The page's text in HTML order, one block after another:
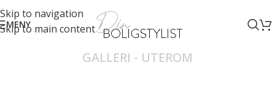
Skip to navigation
Skip to main content
MENY
GALLERI - UTEROM